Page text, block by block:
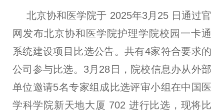
北京协和医学院于 2025年3月25 日通过官
网发布北京协和医学院护理学院校园一卡通
系统建设项目比选公告。共有4家符合要求的
公司参与比选。3月28日，院校信息办从外部
单位邀请5名专家组成比选评审小组在中国医
学科学院新天地大厦 702 进行比选，现将比